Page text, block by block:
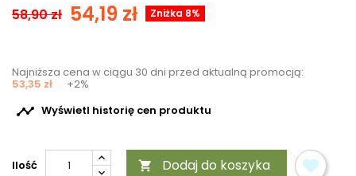
58,90 zł 54,19 zł Zniżka 8%
Najniższa cena w ciągu 30 dni przed aktualną promocją:
53,35 zł +2%
 Wyświetl historię cen produktu
Ilość  Dodaj do koszyka